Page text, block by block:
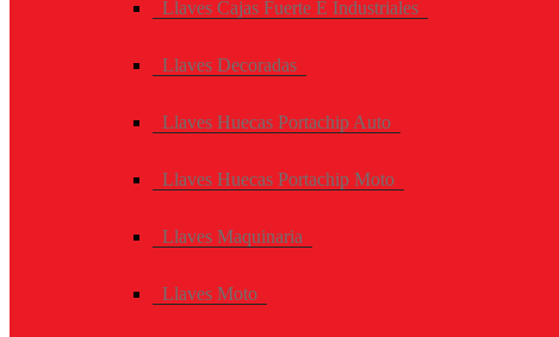
Llaves Cajas Fuerte E Industriales
Llaves Decoradas
Llaves Huecas Portachip Auto
Llaves Huecas Portachip Moto
Llaves Maquinaria
Llaves Moto